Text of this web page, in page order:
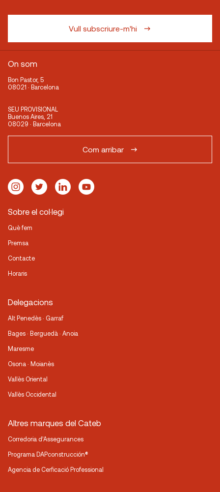
Vull subscriure-m'hi
On som
Bon Pastor, 5
08021 · Barcelona
SEU PROVISIONAL
Buenos Aires, 21
08029 · Barcelona
Com arribar
Sobre el col·legi
Què fem
Premsa
Contacte
Horaris
Delegacions
Alt Penedès · Garraf
Bages · Berguedà · Anoia
Maresme
Osona · Moianès
Vallès Oriental
Vallès Occidental
Altres marques del Cateb
Corredoria d’Assegurances
Programa DAPconstrucción®
Agencia de Cerficació Professional